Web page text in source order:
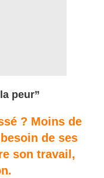
peur”
? Moins de
de ses
son travail,